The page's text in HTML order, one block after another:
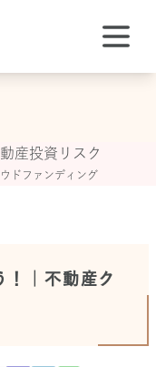
産投資リスク
ドファンディング
！｜不動産ク